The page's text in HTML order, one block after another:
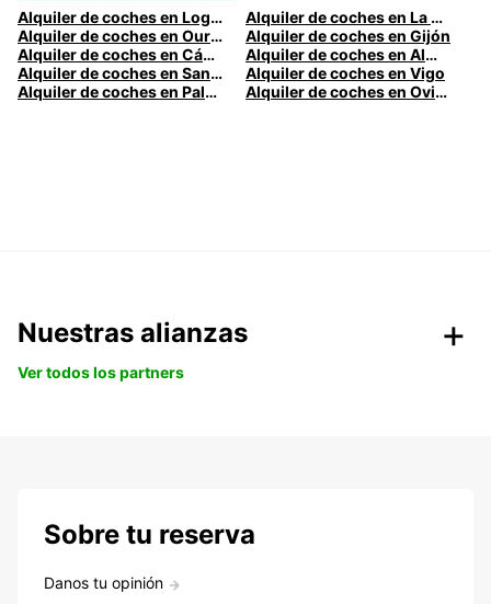
Alquiler de coches en Logroño
Alquiler de coches en La Coruña
Alquiler de coches en Ourense
Alquiler de coches en Gijón
Alquiler de coches en Cádiz
Alquiler de coches en Almería
Alquiler de coches en Santander
Alquiler de coches en Vigo
Alquiler de coches en Palma
Alquiler de coches en Oviedo
Nuestras alianzas
Ver todos los partners
Sobre tu reserva
Danos tu opinión